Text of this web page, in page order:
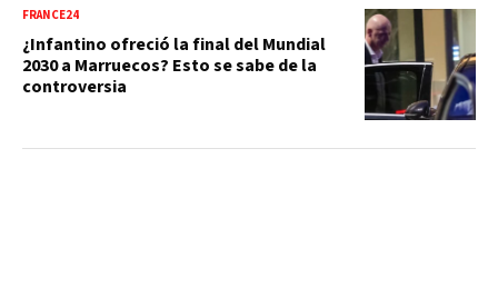
FRANCE24
¿Infantino ofreció la final del Mundial
2030 a Marruecos? Esto se sabe de la
controversia